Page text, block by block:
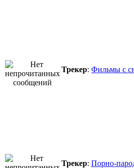
Трекер: Фильмы с
Трекер: Порно-